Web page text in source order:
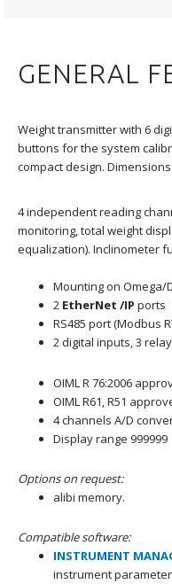
GENERAL
Weight transmitter with 6
buttons for the system
compact design.
4 independent reading
monitoring, total weight
equalization). Inclinometer
Mounting on
2 EtherNet /IP ports
RS485 port (Modbus
2 digital inputs, 3
OIML R 76:2006
OIML R61, R51
4 channels A/D
Display range 999999
Options on request:
alibi memory.
Compatible software:
INSTRUMENT
instrument